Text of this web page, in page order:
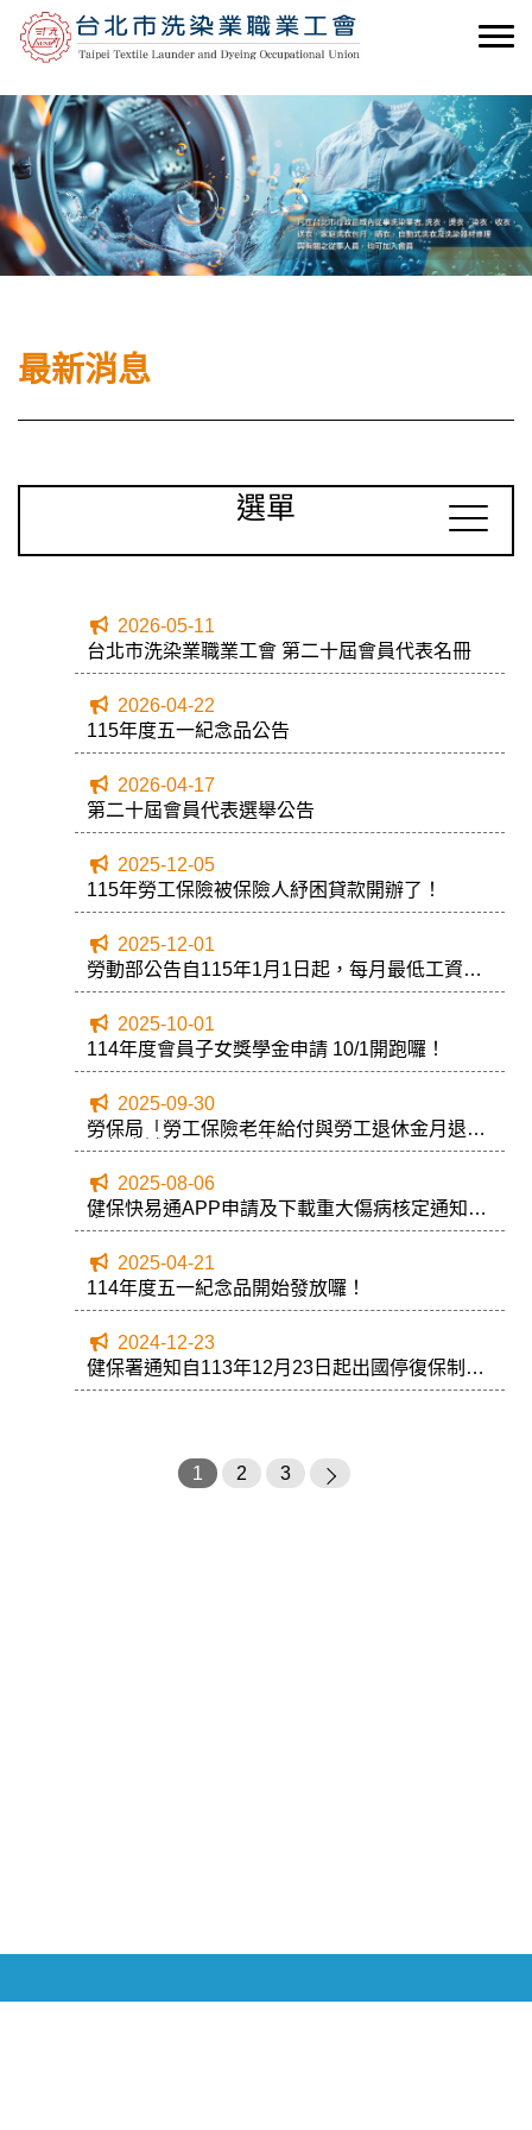
最新消息
選單
2026-05-11
台北市洗染業職業工會 第二十屆會員代表名冊
2026-04-22
115年度五一紀念品公告
2026-04-17
第二十屆會員代表選舉公告
2025-12-05
115年勞工保險被保險人紓困貸款開辦了！
2025-12-01
勞動部公告自115年1月1日起，每月最低工資調
升至29,500元
2025-10-01
114年度會員子女獎學金申請 10/1開跑囉！
2025-09-30
勞保局「勞工保險老年給付與勞工退休金月退休
金整合試算」最新上線
2025-08-06
健保快易通APP申請及下載重大傷病核定通知書
步驟
2025-04-21
114年度五一紀念品開始發放囉！
2024-12-23
健保署通知自113年12月23日起出國停復保制度
取消
1 2 3